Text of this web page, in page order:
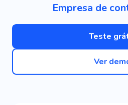
Empresa de
Teste
Ver